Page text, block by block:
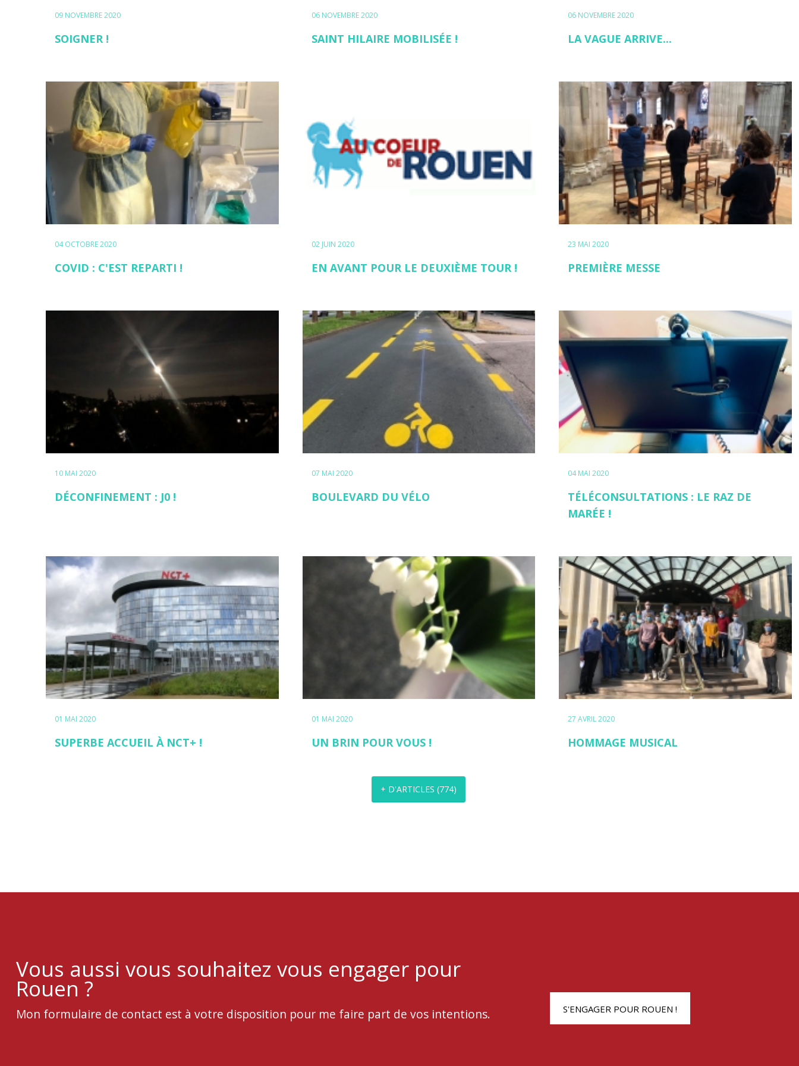
09 NOVEMBRE 2020
SOIGNER !
06 NOVEMBRE 2020
SAINT HILAIRE MOBILISÉE !
06 NOVEMBRE 2020
LA VAGUE ARRIVE...
04 OCTOBRE 2020
COVID : C'EST REPARTI !
02 JUIN 2020
EN AVANT POUR LE DEUXIÈME TOUR !
23 MAI 2020
PREMIÈRE MESSE
10 MAI 2020
DÉCONFINEMENT : J0 !
07 MAI 2020
BOULEVARD DU VÉLO
04 MAI 2020
TÉLÉCONSULTATIONS : LE RAZ DE
MARÉE !
01 MAI 2020
SUPERBE ACCUEIL À NCT+ !
01 MAI 2020
UN BRIN POUR VOUS !
27 AVRIL 2020
HOMMAGE MUSICAL
+ D'ARTICLES (774)
Vous aussi vous souhaitez vous engager pour
Rouen ?
Mon formulaire de contact est à votre disposition pour me faire part de vos intentions. S'ENGAGER POUR ROUEN !